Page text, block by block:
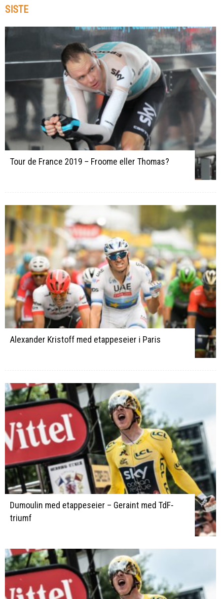
SISTE
Tour de France 2019 – Froome eller Thomas?
Alexander Kristoff med etappeseier i Paris
Dumoulin med etappeseier – Geraint med TdF-
triumf